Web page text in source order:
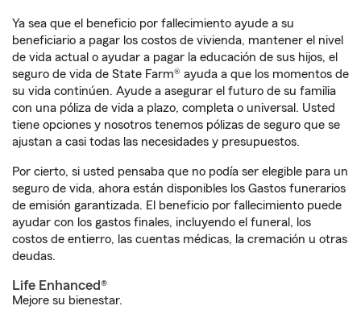
Ya sea que el beneficio por fallecimiento ayude a su
beneficiario a pagar los costos de vivienda, mantener el nivel
de vida actual o ayudar a pagar la educación de sus hijos, el
seguro de vida de State Farm® ayuda a que los momentos de
su vida continúen. Ayude a asegurar el futuro de su familia
con una póliza de vida a plazo, completa o universal. Usted
tiene opciones y nosotros tenemos pólizas de seguro que se
ajustan a casi todas las necesidades y presupuestos.
Por cierto, si usted pensaba que no podía ser elegible para un
seguro de vida, ahora están disponibles los Gastos funerarios
de emisión garantizada. El beneficio por fallecimiento puede
ayudar con los gastos finales, incluyendo el funeral, los
costos de entierro, las cuentas médicas, la cremación u otras
deudas.
Life Enhanced®
Mejore su bienestar.